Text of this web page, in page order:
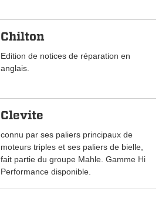
Chilton
Edition de notices de réparation en
anglais.
Clevite
connu par ses paliers principaux de
moteurs triples et ses paliers de bielle,
fait partie du groupe Mahle. Gamme Hi
Performance disponible.